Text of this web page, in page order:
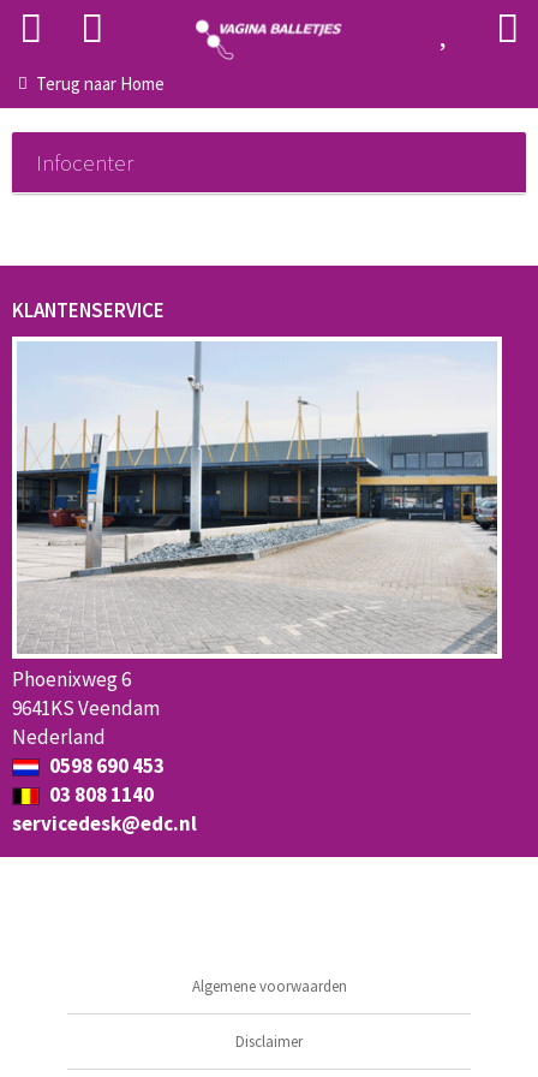
Terug naar Home
Infocenter
KLANTENSERVICE
Phoenixweg 6
9641KS Veendam
Nederland
0598 690 453
03 808 1140
servicedesk@edc.nl
Algemene voorwaarden
Disclaimer